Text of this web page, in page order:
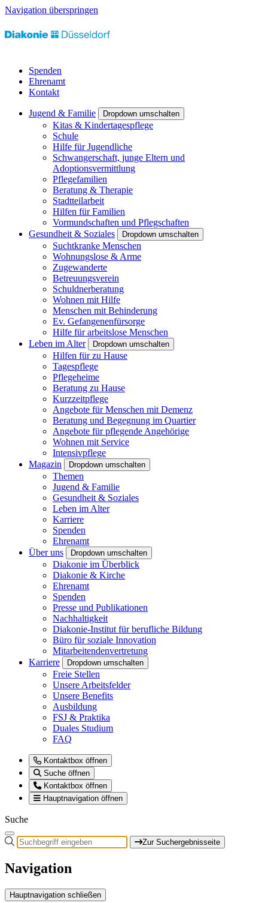
Navigation überspringen
Spenden
Ehrenamt
Kontakt
Jugend & Familie Dropdown umschalten
Kitas & Kindertagespflege
Schule
Hilfe für Jugendliche
Schwangerschaft, junge Eltern und
Adoptionsvermittlung
Pflegefamilien
Beratung & Therapie
Stadtteilarbeit
Hilfen für Familien
Vormundschaften und Pflegschaften
Gesundheit & Soziales
Dropdown umschalten
Suchtkranke Menschen
Wohnungslose & Arme
Zugewanderte
Betreuungsverein
Schuldnerberatung
Wohnen mit Hilfe
Menschen mit Behinderung
Ev. Gefangenenfürsorge
Hilfe für arbeitslose Menschen
Leben im Alter
Dropdown umschalten
Hilfen für zu Hause
Tagespflege
Pflegeheime
Beratung zu Hause
Kurzzeitpflege
Angebote für Menschen mit Demenz
Beratung und Begegnung im Quartier
Angebote für pflegende Angehörige
Wohnen mit Service
Intensivpflege
Magazin
Dropdown umschalten
Themen
Jugend & Familie
Gesundheit & Soziales
Leben im Alter
Karriere
Spenden
Ehrenamt
Über uns
Dropdown umschalten
Diakonie im Überblick
Diakonie & Kirche
Ehrenamt
Spenden
Presse und Publikationen
Nachhaltigkeit
Diakonie-Institut für berufliche Bildung
Büro für soziale Innovation
Mitarbeitendenvertretung
Karriere
Dropdown umschalten
Freie Stellen
Unsere Arbeitsfelder
Unsere Benefits
Ausbildung
FSJ & Praktika
Duales Studium
FAQ
Kontaktbox öffnen
Suche öffnen
Kontaktbox öffnen
Hauptnavigation öffnen
Suche
Zur Suchergebnisseite
Navigation
Hauptnavigation schließen